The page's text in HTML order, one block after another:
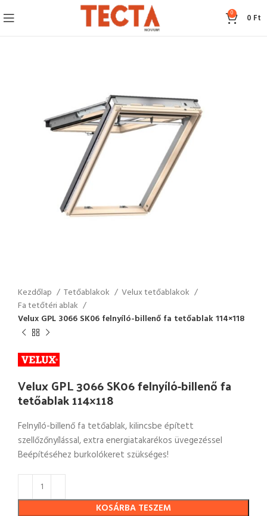
0 0 Ft
Kezdőlap Tetőablakok
Velux tetőablakok
Fa tetőtéri ablak
Velux GPL 3066 SK06 felnyíló-billenő fa tetőablak 114×118
Velux GPL 3066 SK06 felnyíló-billenő fa
tetőablak 114×118
Felnyíló-billenő fa tetőablak, kilincsbe épített
szellőzőnyílással, extra energiatakarékos üvegezéssel
Beépítéséhez burkolókeret szükséges!
KOSÁRBA TESZEM